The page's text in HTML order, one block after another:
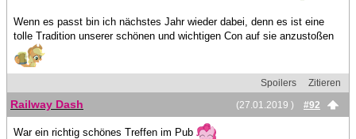
Wenn es passt bin ich nächstes Jahr wieder dabei, denn es ist eine
tolle Tradition unserer schönen und wichtigen Con auf sie anzustoßen
Spoilers
Zitieren
(27.01.2019 )
#92
Railway Dash
War ein richtig schönes Treffen im Pub